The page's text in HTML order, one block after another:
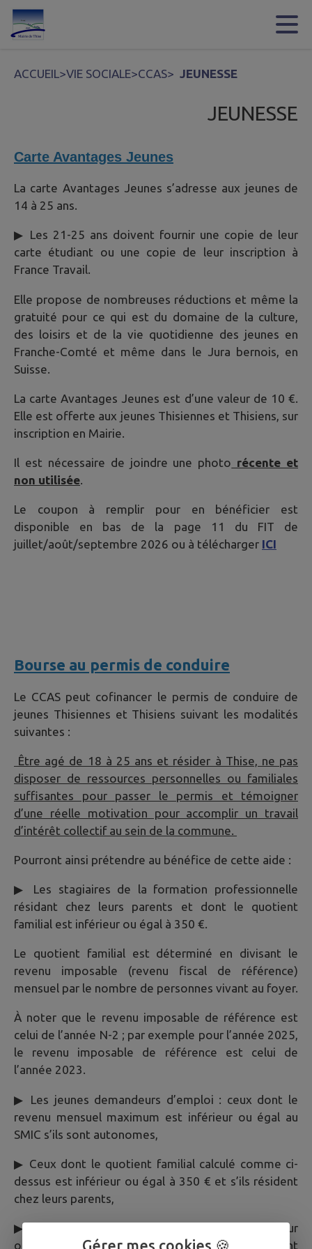
Contenu
ACCUEIL>VIE SOCIALE>CCAS> JEUNESSE
JEUNESSE
Carte Avantages Jeunes
La carte Avantages Jeunes s’adresse aux jeunes de
14 à 25 ans.
▶ Les 21-25 ans doivent fournir une copie de leur
carte étudiant ou une copie de leur inscription à
France Travail.
Elle propose de nombreuses réductions et même la
gratuité pour ce qui est du domaine de la culture,
des loisirs et de la vie quotidienne des jeunes en
Franche-Comté et même dans le Jura bernois, en
Suisse.
La carte Avantages Jeunes est d’une valeur de 10 €.
Elle est offerte aux jeunes Thisiennes et Thisiens, sur
inscription en Mairie.
Il est nécessaire de joindre une photo récente et
non utilisée.
Le coupon à remplir pour en bénéficier est
disponible en bas de la page 11 du FIT de
juillet/août/septembre 2026 ou à télécharger ICI
Bourse au permis de conduire
Le CCAS peut cofinancer le permis de conduire de
jeunes Thisiennes et Thisiens suivant les modalités
suivantes :
Être agé de 18 à 25 ans et résider à Thise, ne pas
disposer de ressources personnelles ou familiales
suffisantes pour passer le permis et témoigner
d’une réelle motivation pour accomplir un travail
d’intérêt collectif au sein de la commune.
Pourront ainsi prétendre au bénéfice de cette aide :
▶
Les stagiaires de la formation professionnelle
résidant chez leurs parents et dont le quotient
familial est inférieur ou égal à 350 €.
Le quotient familial est déterminé en divisant le
revenu imposable (revenu fiscal de référence)
mensuel par le nombre de personnes vivant au foyer.
À noter que le revenu imposable de référence est
celui de l’année N-2 ; par exemple pour l’année 2025,
le revenu imposable de référence est celui de
l’année 2023.
▶ Les jeunes demandeurs d’emploi : ceux dont le
revenu mensuel maximum est inférieur ou égal au
SMIC s’ils sont autonomes,
▶ Ceux dont le quotient familial calculé comme ci-
dessus est inférieur ou égal à 350 € et s’ils résident
chez leurs parents,
▶ Les jeunes travailleurs dont le salaire est inférieur
ou égal au SMIC s’ils sont autonomes et ne résidant
Gérer mes cookies 🍪